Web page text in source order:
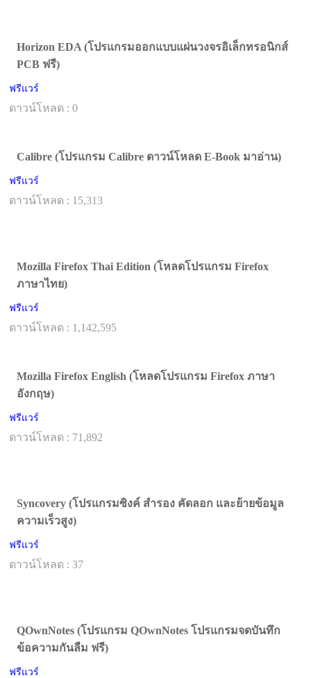
Horizon EDA (โปรแกรมออกแบบแผ่นวงจรอิเล็กทรอนิกส์
PCB ฟรี)
ฟรีแวร์
ดาวน์โหลด : 0
Calibre (โปรแกรม Calibre ดาวน์โหลด E-Book มาอ่าน)
ฟรีแวร์
ดาวน์โหลด : 15,313
Mozilla Firefox Thai Edition (โหลดโปรแกรม Firefox
ภาษาไทย)
ฟรีแวร์
ดาวน์โหลด : 1,142,595
Mozilla Firefox English (โหลดโปรแกรม Firefox ภาษา
อังกฤษ)
ฟรีแวร์
ดาวน์โหลด : 71,892
Syncovery (โปรแกรมซิงค์ สำรอง คัดลอก และย้ายข้อมูล
ความเร็วสูง)
ฟรีแวร์
ดาวน์โหลด : 37
QOwnNotes (โปรแกรม QOwnNotes โปรแกรมจดบันทึก
ข้อความกันลืม ฟรี)
ฟรีแวร์